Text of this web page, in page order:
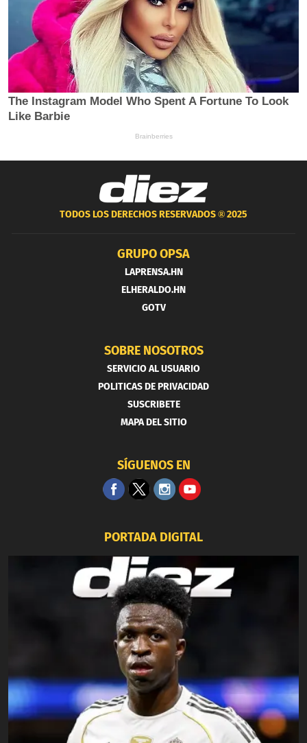
TODOS LOS DERECHOS RESERVADOS ®2025
GRUPO OPSA
LAPRENSA.HN
ELHERALDO.HN
GOTV
SOBRE NOSOTROS
SERVICIO AL USUARIO
POLITICAS DE PRIVACIDAD
SUSCRIBETE
MAPA DEL SITIO
SÍGUENOS EN
PORTADA DIGITAL